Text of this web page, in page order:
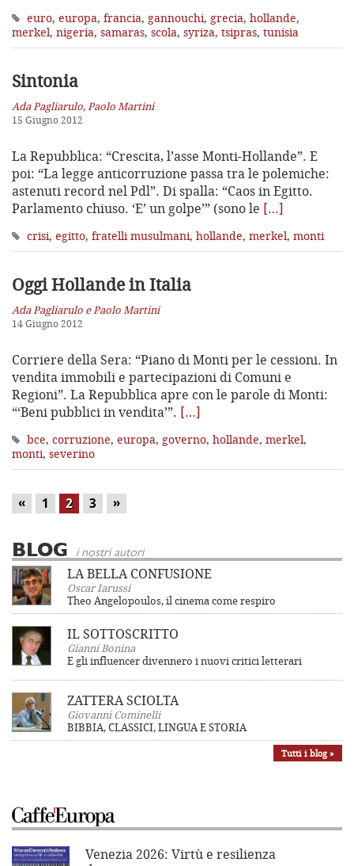
euro, europa, francia, gannouchi, grecia, hollande,
merkel, nigeria, samaras, scola, syriza, tsipras, tunisia
Sintonia
Ada Pagliarulo, Paolo Martini
15 Giugno 2012
La Repubblica: “Crescita, l’asse Monti-Hollande”. E
poi: “La legge anticorruzione passa tra le polemiche:
astenuti record nel Pdl”. Di spalla: “Caos in Egitto.
Parlamento chiuso. ‘E’ un golpe’” (sono le […]
crisi, egitto, fratelli musulmani, hollande, merkel, monti
Oggi Hollande in Italia
Ada Pagliarulo e Paolo Martini
14 Giugno 2012
Corriere della Sera: “Piano di Monti per le cessioni. In
vendita immobili e partecipazioni di Comuni e
Regioni”. La Repubblica apre con le parole di Monti:
“‘Beni pubblici in vendita’”. […]
bce, corruzione, europa, governo, hollande, merkel,
monti, severino
« 1 2 3 »
BLOG i nostri autori
LA BELLA CONFUSIONE
Oscar Iarussi
Theo Angelopoulos, il cinema come respiro
IL SOTTOSCRITTO
Gianni Bonina
E gli influencer divennero i nuovi critici letterari
ZATTERA SCIOLTA
Giovanni Cominelli
BIBBIA, CLASSICI, LINGUA E STORIA
Tutti i blog »
Venezia 2026: Virtù e resilienza